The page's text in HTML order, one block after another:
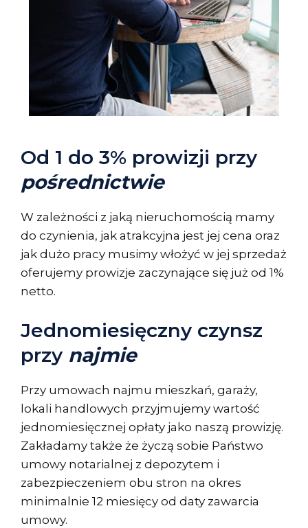
Od 1 do 3% prowizji przy
pośrednictwie
W zależności z jaką nieruchomością mamy
do czynienia, jak atrakcyjna jest jej cena oraz
jak dużo pracy musimy włożyć w jej sprzedaż
oferujemy prowizje zaczynające się już od 1%
netto.
Jednomiesięczny czynsz
przy najmie
Przy umowach najmu mieszkań, garaży,
lokali handlowych przyjmujemy wartość
jednomiesięcznej opłaty jako naszą prowizję.
Zakładamy także że życzą sobie Państwo
umowy notarialnej z depozytem i
zabezpieczeniem obu stron na okres
minimalnie 12 miesięcy od daty zawarcia
umowy.